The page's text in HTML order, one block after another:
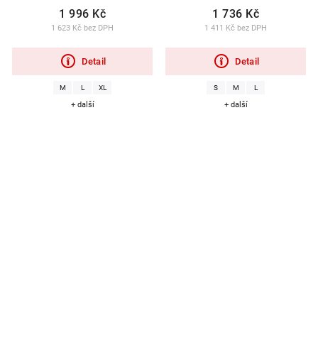
1 623 Kč bez DPH
1 996 Kč
Detail
M L XL
+ další
1 411 Kč bez DPH
1 736 Kč
Detail
S M L
+ další